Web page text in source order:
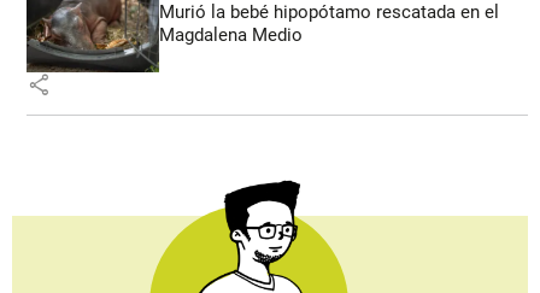
Murió la bebé hipopótamo rescatada en el
Magdalena Medio
share